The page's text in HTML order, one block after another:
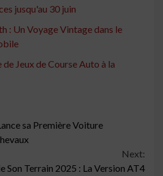
jusqu'au 30 juin
: Un Voyage Vintage dans le
Jeux de Course Auto à la
sa Première Voiture
Next:
Son Terrain 2025 : La Version AT4